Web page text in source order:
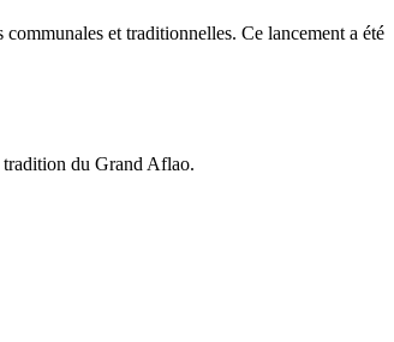
et traditionnelles. Ce lancement a été
du Grand Aflao.